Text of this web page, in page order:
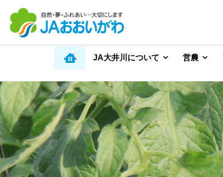
JA大井川について 営農